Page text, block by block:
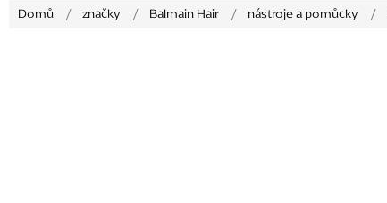
Domů
/ značky / Balmain Hair / nástroje a pomůcky /